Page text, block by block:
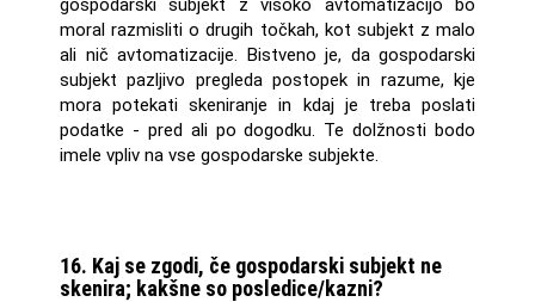
gospodarski subjekt z visoko avtomatizacijo bo
moral razmisliti o drugih točkah, kot subjekt z malo
ali nič avtomatizacije. Bistveno je, da gospodarski
subjekt pazljivo pregleda postopek in razume, kje
mora potekati skeniranje in kdaj je treba poslati
podatke - pred ali po dogodku. Te dolžnosti bodo
imele vpliv na vse gospodarske subjekte.
16. Kaj se zgodi, če gospodarski subjekt ne
skenira; kakšne so posledice/kazni?